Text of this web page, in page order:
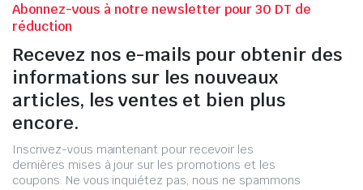
Abonnez-vous à notre newsletter pour 30 DT de
réduction
Recevez nos e-mails pour obtenir des
informations sur les nouveaux
articles, les ventes et bien plus
encore.
Inscrivez-vous maintenant pour recevoir les
dernières mises à jour sur les promotions et les
coupons. Ne vous inquiétez pas, nous ne spammons